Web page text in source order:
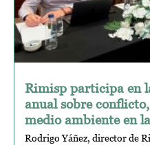
Rimisp participa en
anual sobre
medio ambiente en
Rodrigo Yáñez, director de